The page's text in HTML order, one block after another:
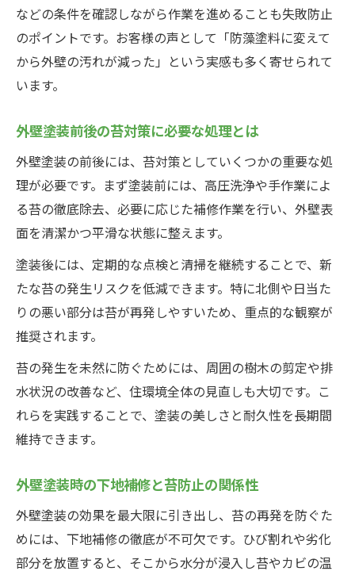
などの条件を確認しながら作業を進めることも失敗防止
のポイントです。お客様の声として「防藻塗料に変えて
から外壁の汚れが減った」という実感も多く寄せられて
います。
外壁塗装前後の苔対策に必要な処理とは
外壁塗装の前後には、苔対策としていくつかの重要な処
理が必要です。まず塗装前には、高圧洗浄や手作業によ
る苔の徹底除去、必要に応じた補修作業を行い、外壁表
面を清潔かつ平滑な状態に整えます。
塗装後には、定期的な点検と清掃を継続することで、新
たな苔の発生リスクを低減できます。特に北側や日当た
りの悪い部分は苔が再発しやすいため、重点的な観察が
推奨されます。
苔の発生を未然に防ぐためには、周囲の樹木の剪定や排
水状況の改善など、住環境全体の見直しも大切です。こ
れらを実践することで、塗装の美しさと耐久性を長期間
維持できます。
外壁塗装時の下地補修と苔防止の関係性
外壁塗装の効果を最大限に引き出し、苔の再発を防ぐた
めには、下地補修の徹底が不可欠です。ひび割れや劣化
部分を放置すると、そこから水分が浸入し苔やカビの温